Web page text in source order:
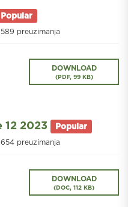
Popular
589 preuzimanja
DOWNLOAD
(PDF, 99 KB)
12 2023 Popular
654 preuzimanja
DOWNLOAD
(DOC, 112 KB)